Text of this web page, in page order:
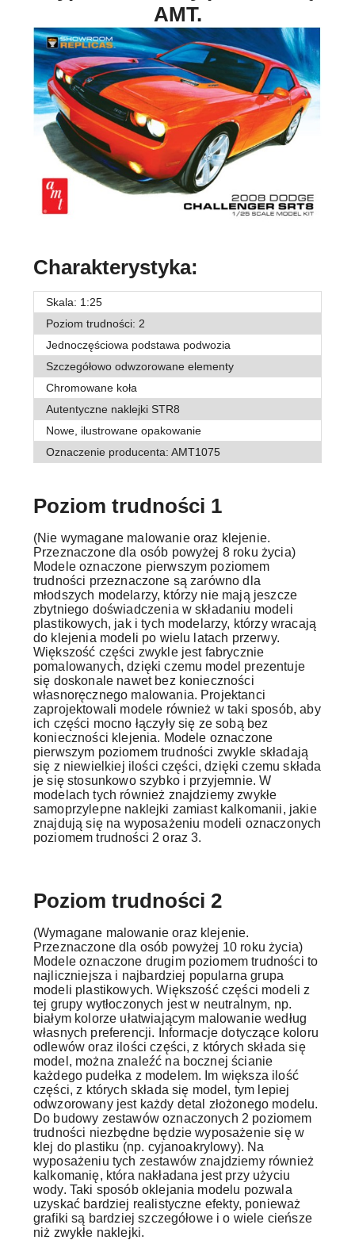
AMT.
Charakterystyka:
Skala: 1:25
Poziom trudności: 2
Jednoczęściowa podstawa podwozia
Szczegółowo odwzorowane elementy
Chromowane koła
Autentyczne naklejki STR8
Nowe, ilustrowane opakowanie
Oznaczenie producenta: AMT1075
Poziom trudności 1
(Nie wymagane malowanie oraz klejenie.
Przeznaczone dla osób powyżej 8 roku życia)
Modele oznaczone pierwszym poziomem
trudności przeznaczone są zarówno dla
młodszych modelarzy, którzy nie mają jeszcze
zbytniego doświadczenia w składaniu modeli
plastikowych, jak i tych modelarzy, którzy wracają
do klejenia modeli po wielu latach przerwy.
Większość części zwykle jest fabrycznie
pomalowanych, dzięki czemu model prezentuje
się doskonale nawet bez konieczności
własnoręcznego malowania. Projektanci
zaprojektowali modele również w taki sposób, aby
ich części mocno łączyły się ze sobą bez
konieczności klejenia. Modele oznaczone
pierwszym poziomem trudności zwykle składają
się z niewielkiej ilości części, dzięki czemu składa
je się stosunkowo szybko i przyjemnie. W
modelach tych również znajdziemy zwykłe
samoprzylepne naklejki zamiast kalkomanii, jakie
znajdują się na wyposażeniu modeli oznaczonych
poziomem trudności 2 oraz 3.
Poziom trudności 2
(Wymagane malowanie oraz klejenie.
Przeznaczone dla osób powyżej 10 roku życia)
Modele oznaczone drugim poziomem trudności to
najliczniejsza i najbardziej popularna grupa
modeli plastikowych. Większość części modeli z
tej grupy wytłoczonych jest w neutralnym, np.
białym kolorze ułatwiającym malowanie według
własnych preferencji. Informacje dotyczące koloru
odlewów oraz ilości części, z których składa się
model, można znaleźć na bocznej ścianie
każdego pudełka z modelem. Im większa ilość
części, z których składa się model, tym lepiej
odwzorowany jest każdy detal złożonego modelu.
Do budowy zestawów oznaczonych 2 poziomem
trudności niezbędne będzie wyposażenie się w
klej do plastiku (np. cyjanoakrylowy). Na
wyposażeniu tych zestawów znajdziemy również
kalkomanię, która nakładana jest przy użyciu
wody. Taki sposób oklejania modelu pozwala
uzyskać bardziej realistyczne efekty, ponieważ
grafiki są bardziej szczegółowe i o wiele cieńsze
niż zwykłe naklejki.